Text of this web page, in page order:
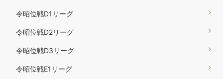
令昭位戦D1リーグ
令昭位戦D2リーグ
令昭位戦D3リーグ
令昭位戦E1リーグ